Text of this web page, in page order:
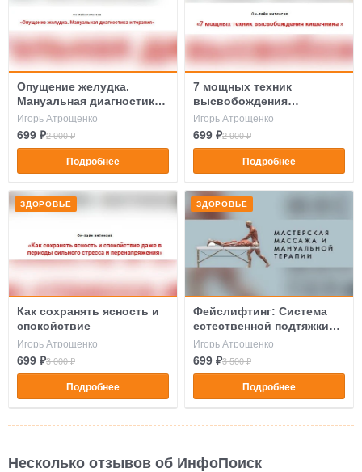
Опущение желудка.
Мануальная диагностика
и терапия
Игорь Атрощенко
699 ₽2 900 ₽
Подробнее
7 мощных техник
высвобождения
кишечника
Игорь Атрощенко
699 ₽2 900 ₽
Подробнее
ЗДОРОВЬЕ
Как сохранять ясность и
спокойствие
Игорь Атрощенко
699 ₽3 000 ₽
Подробнее
ЗДОРОВЬЕ
Фейслифтинг: Система
естественной подтяжки
лица
Игорь Атрощенко
699 ₽3 500 ₽
Подробнее
Несколько отзывов об ИнфоПоиск